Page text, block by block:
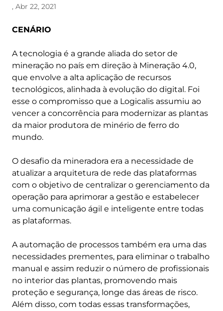
, Abr 22, 2021
CENÁRIO
A tecnologia é a grande aliada do setor de
mineração no país em direção à Mineração 4.0,
que envolve a alta aplicação de recursos
tecnológicos, alinhada à evolução do digital. Foi
esse o compromisso que a Logicalis assumiu ao
vencer a concorrência para modernizar as plantas
da maior produtora de minério de ferro do
mundo.
O desafio da mineradora era a necessidade de
atualizar a arquitetura de rede das plataformas
com o objetivo de centralizar o gerenciamento da
operação para aprimorar a gestão e estabelecer
uma comunicação ágil e inteligente entre todas
as plataformas.
A automação de processos também era uma das
necessidades prementes, para eliminar o trabalho
manual e assim reduzir o número de profissionais
no interior das plantas, promovendo mais
proteção e segurança, longe das áreas de risco.
Além disso, com todas essas transformações,